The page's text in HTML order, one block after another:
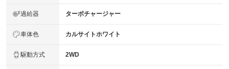
過給器 ターボチャージャー
車体色 カルサイトホワイト
駆動方式 2WD